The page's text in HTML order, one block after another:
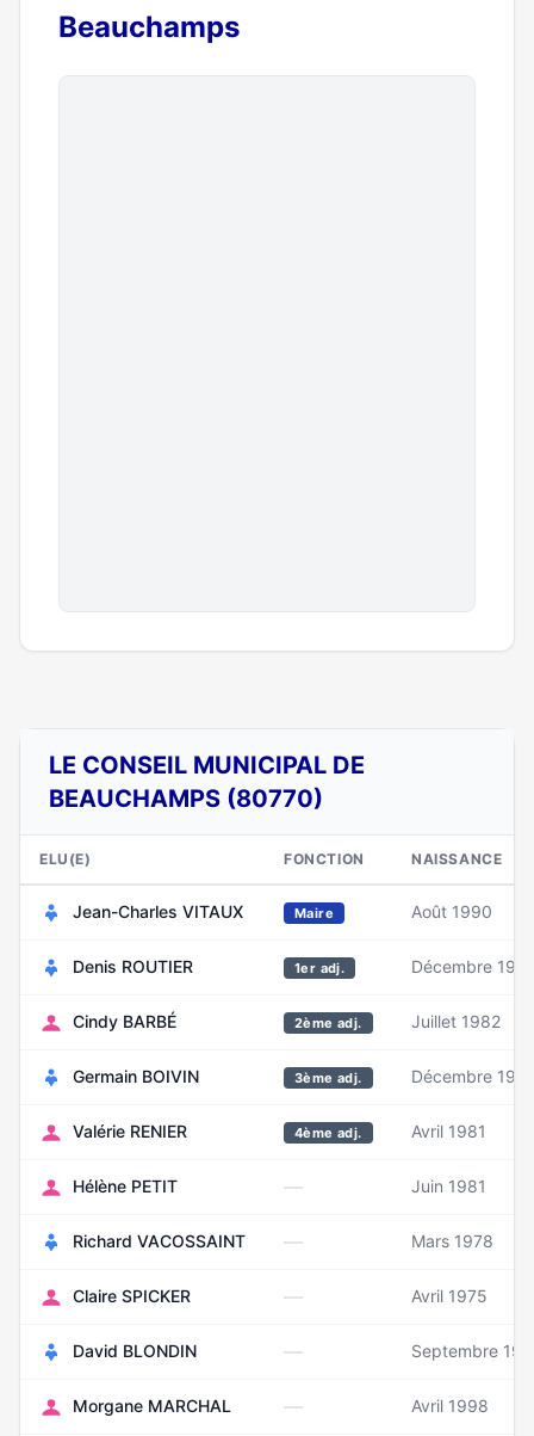
Beauchamps
LE CONSEIL MUNICIPAL DE
BEAUCHAMPS (80770)
ELU(E) FONCTION NAISSANCE
Jean-Charles VITAUX Maire Août 1990
Denis ROUTIER 1er adj. Décembre 1961
Cindy BARBÉ 2ème adj. Juillet 1982
Germain BOIVIN 3ème adj. Décembre
Valérie RENIER 4ème adj. Avril 1981
Hélène PETIT — Juin 1981
Richard VACOSSAINT — Mars 1978
Claire SPICKER — Avril 1975
David BLONDIN — Septembre
Morgane MARCHAL — Avril 1998